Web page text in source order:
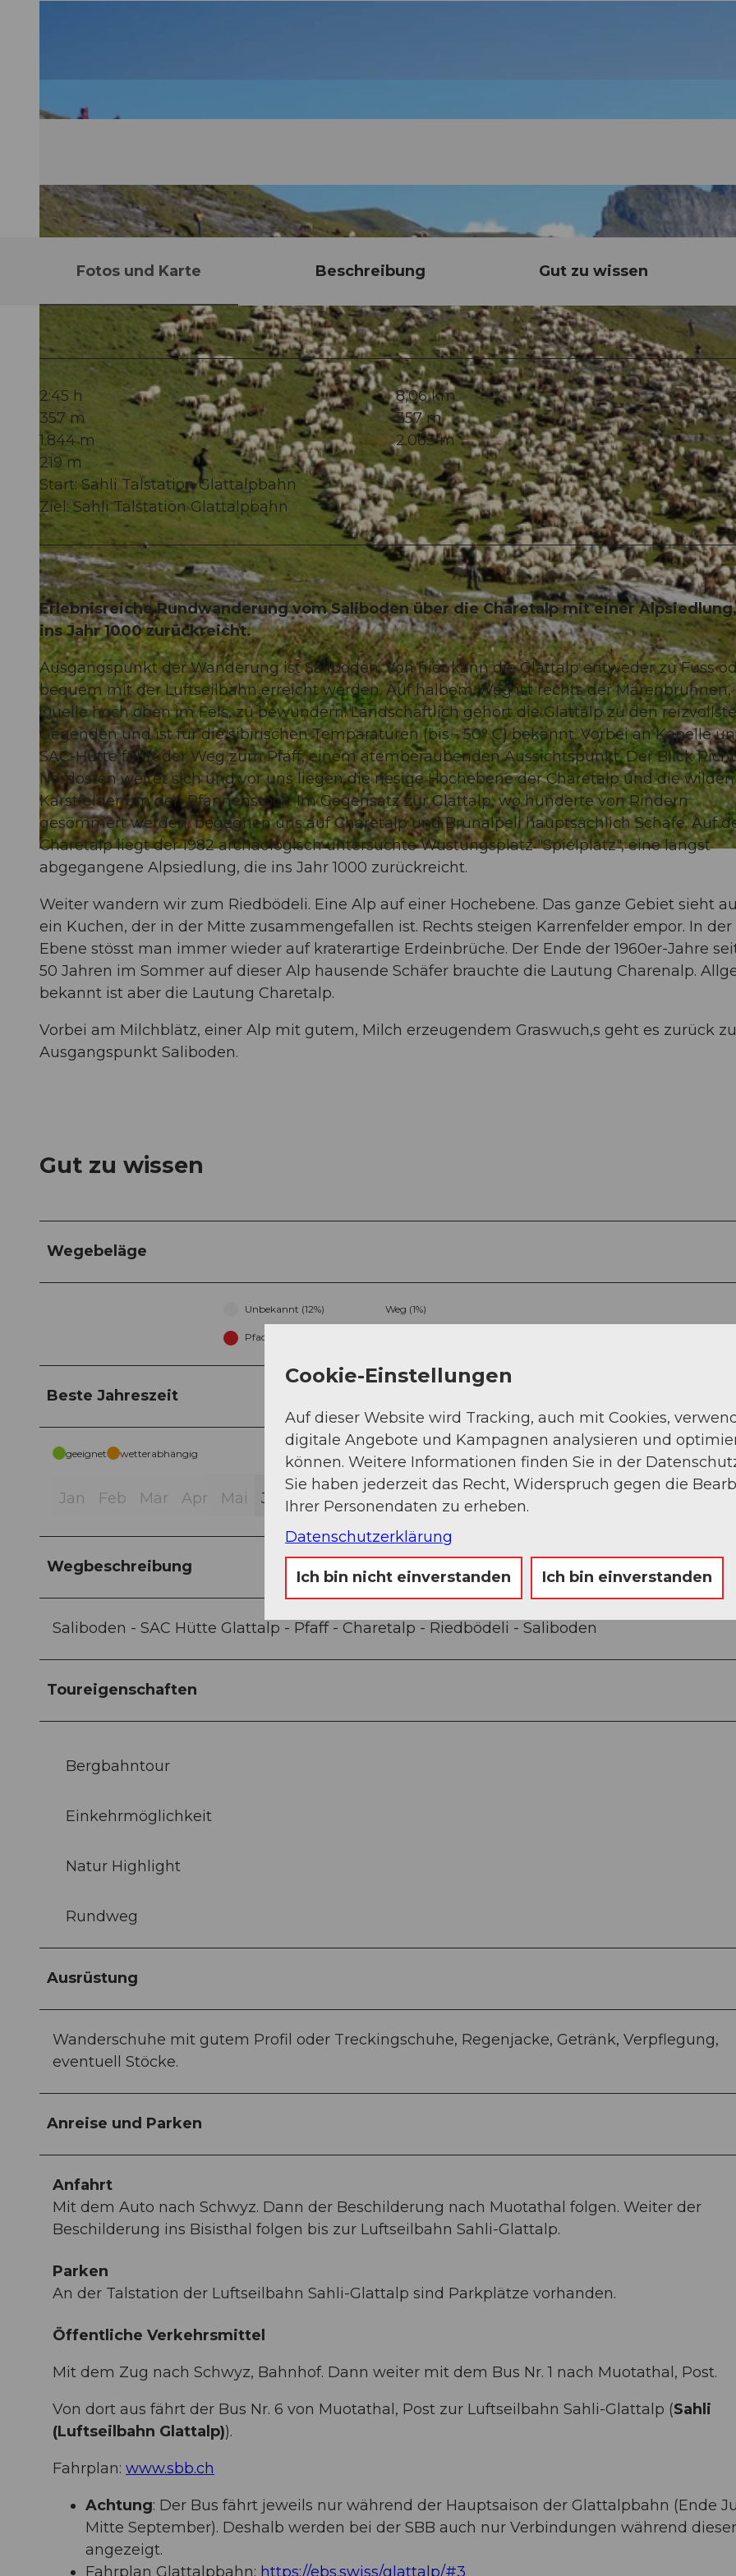
© Schwyz Tourismus, Stoos-Muotatal Tourismus
© Simona Rickenbacher (Stoos-Muotatal Tourismus GmbH), Stoos-Muotatal Tourismus
Fotos und Karte Beschreibung Gut zu wissen
2:45 h
8,06 km
357 m
357 m
1.844 m
2.063 m
219 m
Start: Sahli Talstation Glattalpbahn
Ziel: Sahli Talstation Glattalpbahn
Erlebnisreiche Rundwanderung vom Saliboden über die Charetalp mit einer
ins Jahr 1000 zurückreicht.
Ausgangspunkt der Wanderung ist Saliboden. Von hier kann die Glattalp entweder zu Fuss
bequem mit der Luftseilbahn erreicht werden. Auf halbem Weg ist rechts der Märenbrunnen,
Quelle hoch oben im Fels, zu bewundern. Landschaftlich gehört die Glattalp zu den
Gegenden und ist für die sibirischen Temparaturen (bis - 50° C) bekannt. Vorbei an Kapelle
SAC-Hütte führt der Weg zum Pfaff, einem atemberaubenden Aussichtspunkt. Der Blick
Nordosten weitet sich und vor uns liegen die riesige Hochebene der Charetalp und die wilden
Karstfelder um den Pfannenstock. Im Gegensatz zur Glattalp, wo hunderte von Rindern
gesömmert werden, begegnen uns auf Charetalp und Brunalpeli hauptsächlich Schafe. Auf
Charetalp liegt der 1982 archäologisch untersuchte Wüstungsplatz "Spielplätz", eine längst
abgegangene Alpsiedlung, die ins Jahr 1000 zurückreicht.
Weiter wandern wir zum Riedbödeli. Eine Alp auf einer Hochebene. Das ganze Gebiet sieht
ein Kuchen, der in der Mitte zusammengefallen ist. Rechts steigen Karrenfelder empor. In der
Ebene stösst man immer wieder auf kraterartige Erdeinbrüche. Der Ende der 1960er-Jahre
50 Jahren im Sommer auf dieser Alp hausende Schäfer brauchte die Lautung Charenalp.
bekannt ist aber die Lautung Charetalp.
Vorbei am Milchblätz, einer Alp mit gutem, Milch erzeugendem Graswuch,s geht es zurück
Ausgangspunkt Saliboden.
Gut zu wissen
Wegebeläge
Unbekannt (12%) Weg (1%)
Pfad (87%)
Beste Jahreszeit
geeignet wetterabhängig
Jan Feb Mär Apr Mai Jun Aug Sep Nov
Wegbeschreibung
Saliboden - SAC Hütte Glattalp - Pfaff - Charetalp - Riedbödeli - Saliboden
Toureigenschaften
Bergbahntour
Einkehrmöglichkeit
Natur Highlight
Rundweg
Ausrüstung
Wanderschuhe mit gutem Profil oder Treckingschuhe, Regenjacke, Getränk, Verpflegung,
eventuell Stöcke.
Anreise und Parken
Anfahrt
Mit dem Auto nach Schwyz. Dann der Beschilderung nach Muotathal folgen. Weiter der
Beschilderung ins Bisisthal folgen bis zur Luftseilbahn Sahli-Glattalp.
Parken
An der Talstation der Luftseilbahn Sahli-Glattalp sind Parkplätze vorhanden.
Öffentliche Verkehrsmittel
Mit dem Zug nach Schwyz, Bahnhof. Dann weiter mit dem Bus Nr. 1 nach Muotathal, Post.
Von dort aus fährt der Bus Nr. 6 von Muotathal, Post zur Luftseilbahn Sahli-Glattalp (Sahli
(Luftseilbahn Glattalp)).
Fahrplan: www.sbb.ch
Achtung: Der Bus fährt jeweils nur während der Hauptsaison der Glattalpbahn (Ende
Mitte September). Deshalb werden bei der SBB auch nur Verbindungen während
angezeigt.
Fahrplan Glattalpbahn: https://ebs.swiss/glattalp/#3
Cookie-Einstellungen
Auf dieser Website wird Tracking, auch mit Cookies,
digitale Angebote und Kampagnen analysieren und
können. Weitere Informationen finden Sie in der
Sie haben jederzeit das Recht, Widerspruch gegen die
Ihrer Personendaten zu erheben.
Datenschutzerklärung
Ich bin nicht einverstanden Ich bin einverstanden